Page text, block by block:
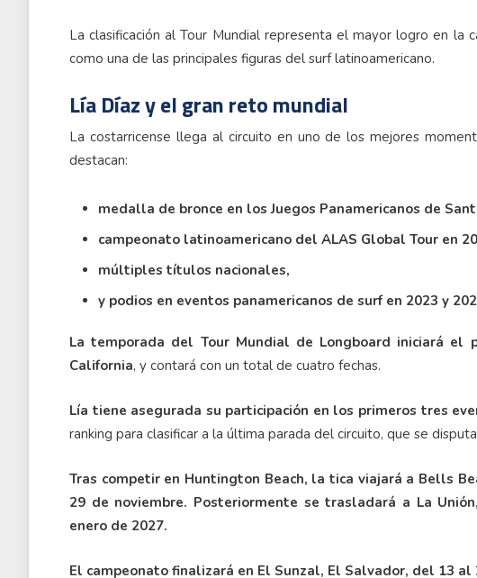
La clasificación al Tour Mundial representa el mayor logro en la
como una de las principales figuras del surf latinoamericano.
Lía Díaz y el gran reto mundial
La costarricense llega al circuito en uno de los mejores
destacan:
medalla de bronce en los Juegos Panamericanos de
campeonato latinoamericano del ALAS Global Tour en
múltiples títulos nacionales,
y podios en eventos panamericanos de surf en 2023 y
La temporada del Tour Mundial de Longboard iniciará el
California, y contará con un total de cuatro fechas.
Lía tiene asegurada su participación en los primeros tres
ranking para clasificar a la última parada del circuito, que se
Tras competir en Huntington Beach, la tica viajará a Bells
29 de noviembre. Posteriormente se trasladará a La
enero de 2027.
El campeonato finalizará en El Sunzal, El Salvador, del 13 al